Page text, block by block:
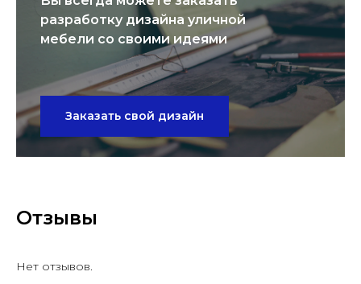
разработку дизайна уличной
мебели со своими идеями
Заказать свой дизайн
Отзывы
Нет отзывов.